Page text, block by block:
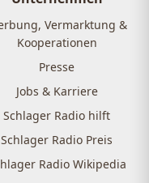
Vermarktung &
Kooperationen
Presse
Jobs & Karriere
Schlager Radio hilft
Schlager Radio Preis
Radio Wikipedia